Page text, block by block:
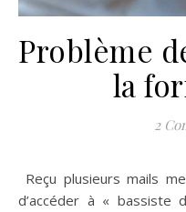
Problème
la
2
Reçu plusieurs mails
d’accéder à «